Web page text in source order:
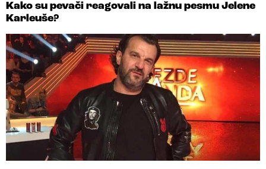
Kako su pevači reagovali na lažnu pesmu Jelene
Karleuše?